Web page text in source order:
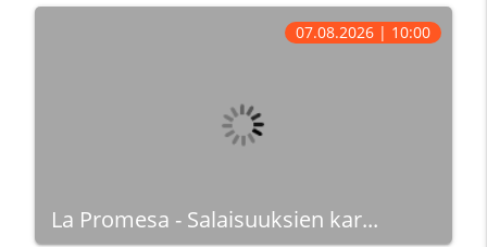
La Promesa - Salaisuuksien kar...
07.08.2026 | 10:00